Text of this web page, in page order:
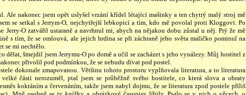
Ale nakonec jsem opět uslyšel vrzání křídel létající mašinky a ten chytrý malý stroj mě
se setkal s Jerrym-O, nejchytřejší lebkopicí a tím, kdo mě povolal proti Kloggovi. Po
Jerry-O zatvářil ustaraně a navrhnul mi, abych na nějakou dobu zůstal u něj. Prý že mě
s tím, že se omlouvá, ale jejich hrdina se při záchraně jeho světa maličko pominul na
se mi nechtělo.
dělat, šmejdil jsem Jerrymu-O po domě a učil se zacházet s jeho vynálezy. Můj hostitel z
přivolil pod podmínkou, že se nebudu dívat pod postel.
dokonale zmapovanou. Většinu tohoto prostoru vyplňovala literatura, a to literatura
části nerozuměl, ptal jsem se průběžně svého hostitele, co která slova a obraty
koktáním a červenáním, takže jsem nabyl dojmu, že se literatura zpod postele příliš